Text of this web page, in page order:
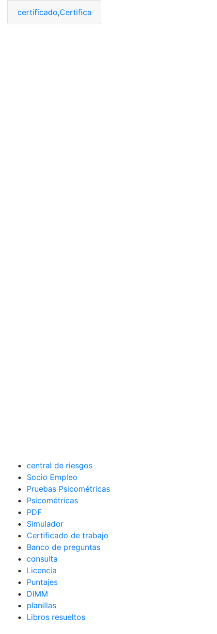
certificado,Certificado de honorabilidad
central de riesgos
Socio Empleo
Pruebas Psicométricas
Psicométricas
PDF
Simulador
Certificado de trabajo
Banco de preguntas
consulta
Licencia
Puntajes
DIMM
planillas
Libros resueltos